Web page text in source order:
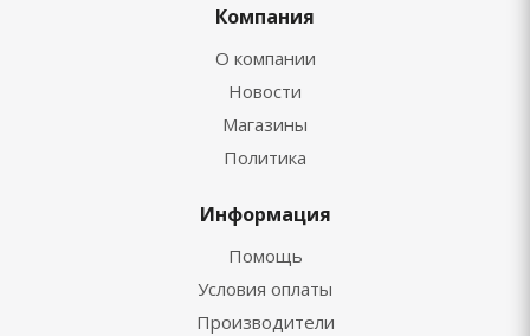
Компания
О компании
Новости
Магазины
Политика
Информация
Помощь
Условия оплаты
Производители